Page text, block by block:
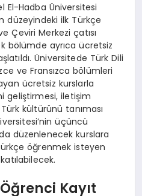
El-Hadba Üniversitesi
düzeyindeki ilk Türkçe
Çeviri Merkezi çatısı
bölümde ayrıca ücretsiz
Üniversitede Türk Dili
ve Fransızca bölümleri
ücretsiz kurslarla
geliştirmesi, iletişim
kültürünü tanıması
üçüncü
düzenlenecek kurslara
öğrenmek isteyen
Kayıt